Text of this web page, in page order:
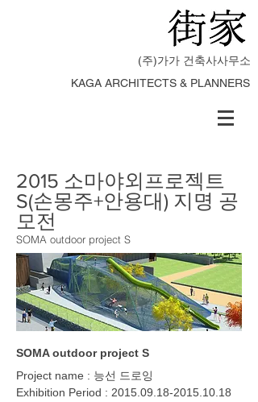
(주)가가 건축사사무소
KAGA ARCHITECTS & PLANNERS
2015 소마야외프로젝트
S(손몽주+안용대) 지명 공
모전
SOMA outdoor project S
SOMA outdoor project S
Project name : 능선 드로잉
Exhibition Period : 2015.09.18-2015.10.18